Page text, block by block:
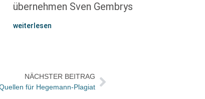
übernehmen Sven Gembrys
weiterlesen
NÄCHSTER BEITRAG
für Hegemann-Plagiat